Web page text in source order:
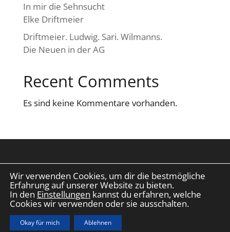
In mir die Sehnsucht
Elke Driftmeier
Driftmeier. Ludwig. Sari. Wilmanns.
Die Neuen in der AG
Recent Comments
Es sind keine Kommentare vorhanden.
2025 © AG Leverkusener Künstler e.V. |
Impressum|Datenschutz|Vita Daten |
Made with ✨ byeilders.de
Wir verwenden Cookies, um dir die bestmögliche
Erfahrung auf unserer Website zu bieten.
In den Einstellungen kannst du erfahren, welche
Cookies wir verwenden oder sie ausschalten.
Okay für mich Ablehnen